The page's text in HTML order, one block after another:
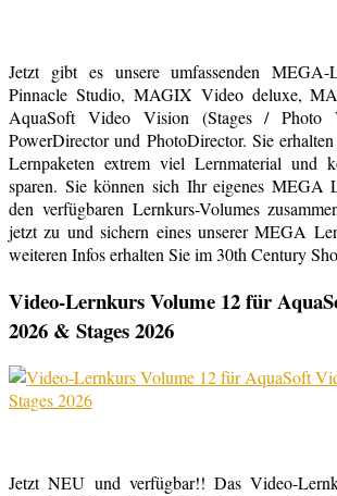
Jetzt gibt es unsere umfassenden MEGA-
Pinnacle Studio, MAGIX Video deluxe,
AquaSoft Video Vision (Stages / Photo
PowerDirector und PhotoDirector. Sie
Lernpaketen extrem viel Lernmaterial und
sparen. Sie können sich Ihr eigenes MEGA
den verfügbaren Lernkurs-Volumes
jetzt zu und sichern eines unserer MEGA
weiteren Infos erhalten Sie im 30th Century
Video-Lernkurs Volume 12 für
2026 & Stages 2026
Jetzt NEU und verfügbar!! Das Video-